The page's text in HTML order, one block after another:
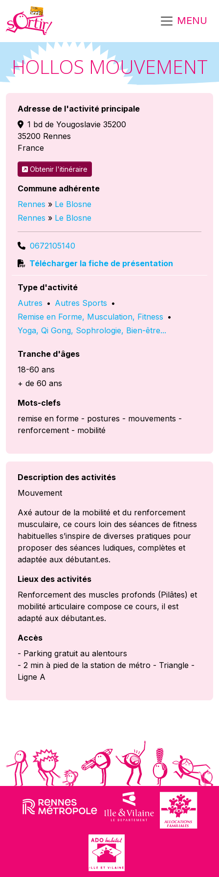
MENU
HOLLOS MOUVEMENT
Adresse de l'activité principale
1 bd de Yougoslavie 35200
35200 Rennes
France
Obtenir l'itinéraire
Commune adhérente
Rennes » Le Blosne
Rennes » Le Blosne
0672105140
Télécharger la fiche de présentation
Type d'activité
Autres • Autres Sports •
Remise en Forme, Musculation, Fitness •
Yoga, Qi Gong, Sophrologie, Bien-être...
Tranche d'âges
18-60 ans
+ de 60 ans
Mots-clefs
remise en forme - postures - mouvements -
renforcement - mobilité
Description des activités
Mouvement
Axé autour de la mobilité et du renforcement
musculaire, ce cours loin des séances de fitness
habituelles s’inspire de diverses pratiques pour
proposer des séances ludiques, complètes et
adaptée aux débutant.es.
Lieux des activités
Renforcement des muscles profonds (Pilâtes) et
mobilité articulaire compose ce cours, il est
adapté aux débutant.es.
Accès
- Parking gratuit au alentours
- 2 min à pied de la station de métro - Triangle -
Ligne A